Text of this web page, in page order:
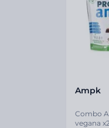
Ampk
Combo
vegana